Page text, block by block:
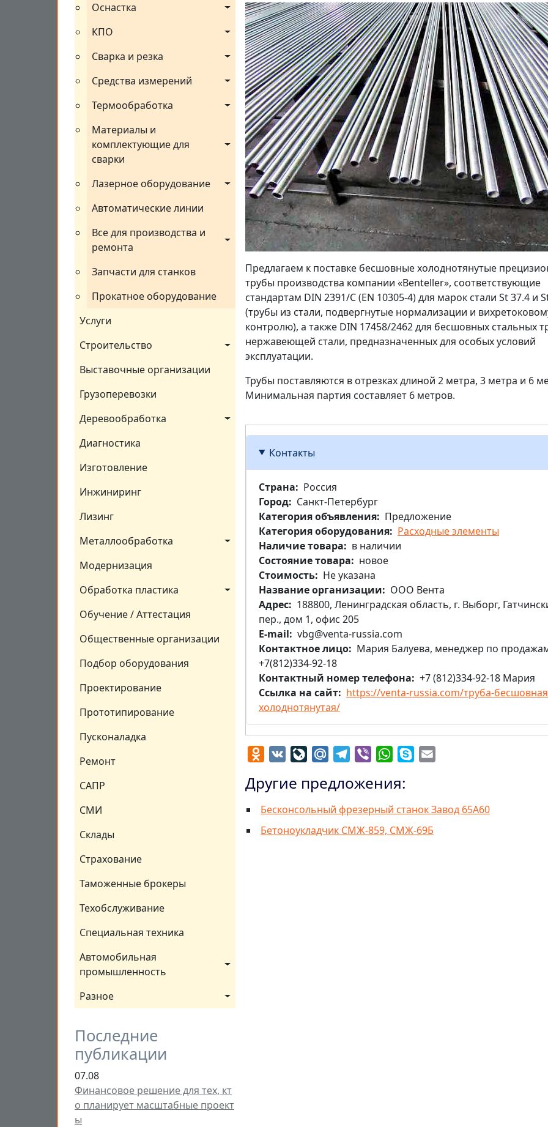
Оснастка
КПО
Сварка и резка
Средства измерений
Термообработка
Материалы и
комплектующие для
сварки
Лазерное оборудование
Автоматические линии
Все для производства и
ремонта
Запчасти для станков
Прокатное оборудование
Услуги
Строительство
Выставочные организации
Грузоперевозки
Деревообработка
Диагностика
Изготовление
Инжиниринг
Лизинг
Металлообработка
Модернизация
Обработка пластика
Обучение / Аттестация
Общественные организации
Подбор оборудования
Проектирование
Прототипирование
Пусконаладка
Ремонт
САПР
СМИ
Склады
Страхование
Таможенные брокеры
Техобслуживание
Специальная техника
Автомобильная
промышленность
Разное
Последние
публикации
07.08
Финансовое решение для тех, кт
о планирует масштабные проект
ы
Предлагаем к поставке бесшовные холоднотянутые
трубы производства компании «Benteller», соответствующие
стандартам DIN 2391/C (EN 10305-4) для марок стали St 37.4 и
(трубы из стали, подвергнутые нормализации и
контролю), а также DIN 17458/2462 для бесшовных стальных
нержавеющей стали, предназначенных для особых условий
эксплуатации.
Трубы поставляются в отрезках длиной 2 метра, 3 метра и 6
Минимальная партия составляет 6 метров.
Контакты
Страна
Россия
Город
Санкт-Петербург
Категория объявления
Предложение
Категория оборудования
Расходные элементы
Наличие товара
в наличии
Состояние товара
новое
Стоимость
Не указана
Название организации
ООО Вента
Aдрес
188800, Ленинградская область, г. Выборг,
пер., дом 1, офис 205
E-mail
vbg@venta-russia.com
Контактное лицо
Мария Балуева, менеджер по
+7(812)334-92-18
Контактный номер телефона
+7 (812)334-92-18 Мария
Ссылка на сайт
https://venta-russia.com/труба-
холоднотянутая/
Odnoklassniki
VK LiveJournal
Mail.RuTelegram
Viber WhatsApp
Skype
Другие предложения:
Бесконсольный фрезерный станок Завод 65А60
Бетоноукладчик СМЖ-859, СМЖ-69Б